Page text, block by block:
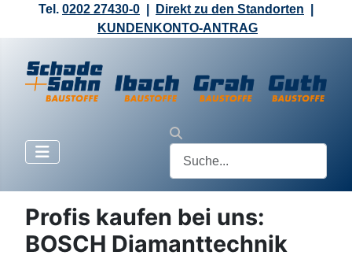
Tel. 0202 27430-0 Direkt zu den Standorten
KUNDENKONTO-ANTRAG
Profis kaufen bei uns:
BOSCH Diamanttechnik